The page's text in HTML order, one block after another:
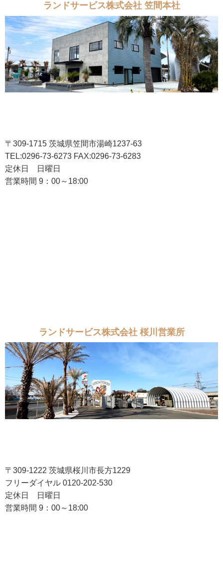
ランドサービス株式会社 笠間本社
〒309-1715 茨城県笠間市湯崎1237-63
TEL:0296-73-6273 FAX:0296-73-6283
定休日 日曜日
営業時間 9：00～18:00
ランドサービス株式会社 桜川営業所
〒309-1222 茨城県桜川市長方1229
フリーダイヤル 0120-202-530
定休日 日曜日
営業時間 9：00～18:00